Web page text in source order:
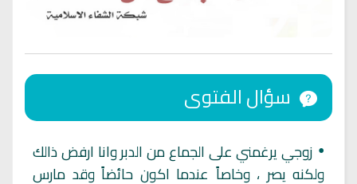
• زوجي يرغمني على الجماع من الدبر وانا ارفض ذالك
ولكنه يصر ، وخاصاً عندما اكون حائضاً وقد مارس